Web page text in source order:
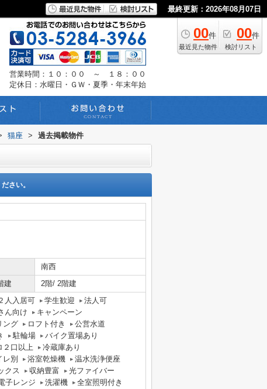
最終更新：2026年08月07日
00件
最近見た物件
00件
検討リスト
営業時間：１０：００ ～ １８：００
定休日：水曜日・ＧＷ・夏季・年末年始
猫座 > 過去掲載物件
さい。
南西
建 2階/ 2階建
人入居可 学生歓迎
法人可
ん向け
キャンペーン
ング ロフト付き
公営水道
駐輪場
バイク置場あり
２口以上
冷蔵庫あり
レ別 浴室乾燥機
温水洗浄便座
クス 収納豊富
光ファイバー
子レンジ 洗濯機
全室照明付き